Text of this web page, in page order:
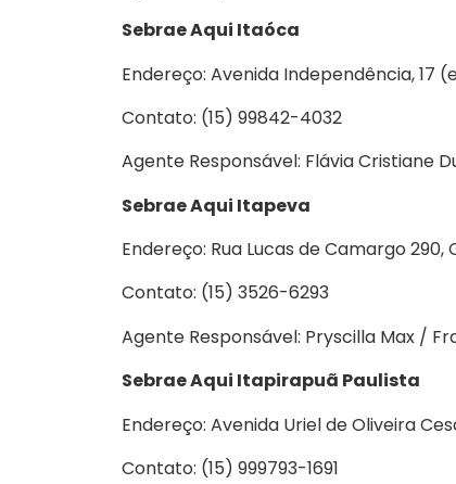
Sebrae Aqui Itaóca
Endereço: Avenida Independência,
Contato: (15) 99842-4032
Agente Responsável: Flávia Cristiane
Sebrae Aqui Itapeva
Endereço: Rua Lucas de Camargo
Contato: (15) 3526-6293
Agente Responsável: Pryscilla Max /
Sebrae Aqui Itapirapuã Paulista
Endereço: Avenida Uriel de Oliveira
Contato: (15) 999793-1691